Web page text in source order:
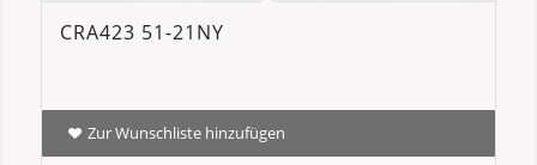
CRA423 51-21NY
Zur Wunschliste hinzufügen